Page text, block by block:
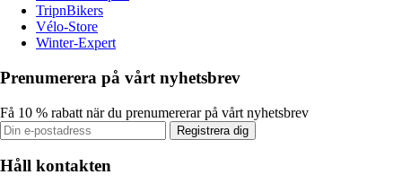
TripnBikers
Vélo-Store
Winter-Expert
Prenumerera på vårt nyhetsbrev
Få 10 % rabatt när du prenumererar på vårt nyhetsbrev
Registrera dig
Håll kontakten